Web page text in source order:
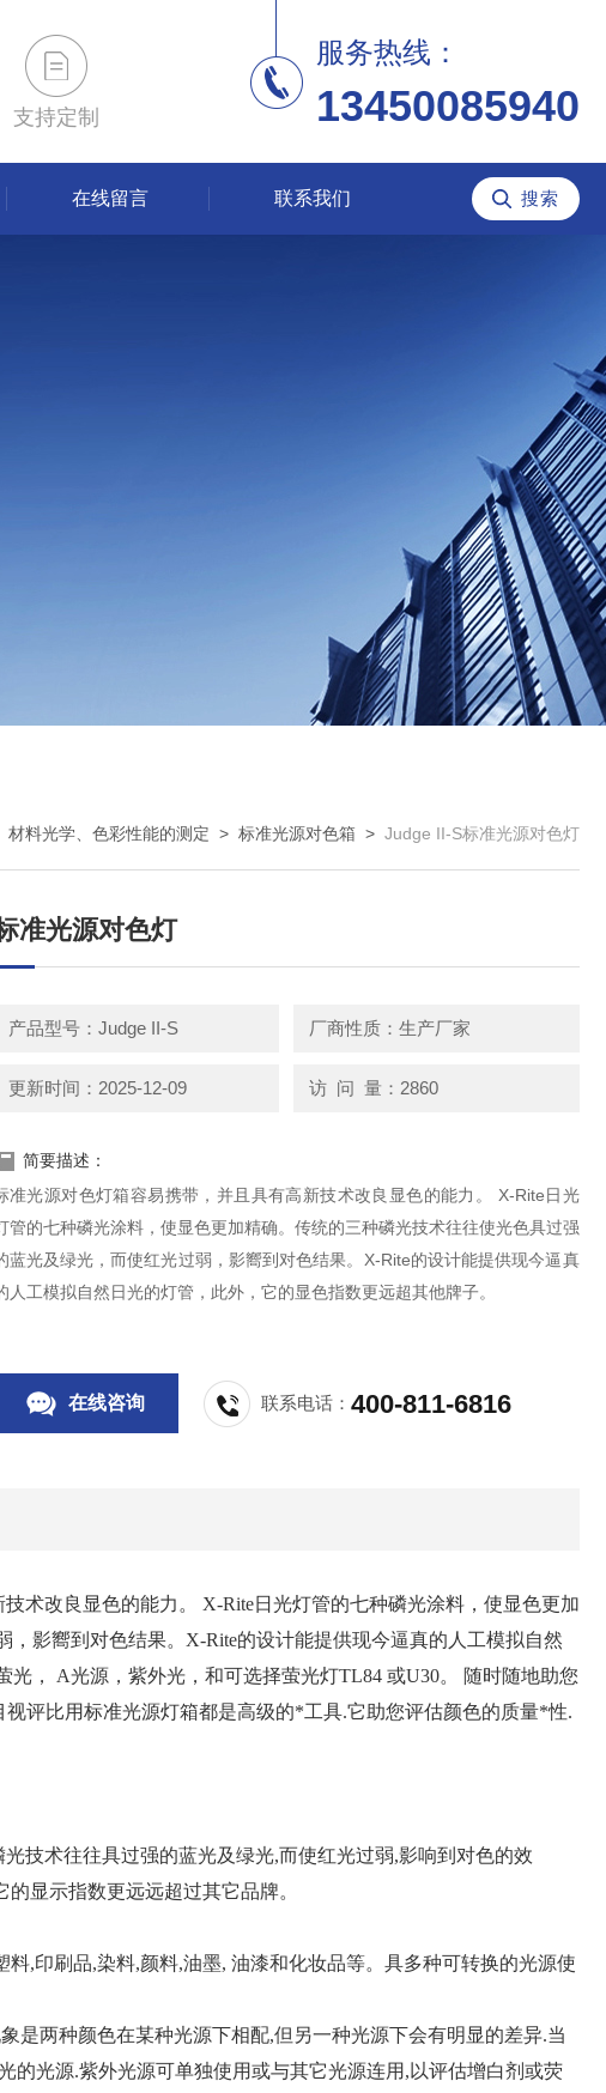
支持定制
服务热线：
13450085940
在线留言 联系我们
材料光学、色彩性能的测定 > 标准光源对色箱 > Judge II-S标准光源对色灯
准光源对色灯
产品型号：Judge II-S 厂商性质：生产厂家
更新时间：2025-12-09 访 问 量：2860
简要描述：
准光源对色灯箱容易携带，并且具有高新技术改良显色的能力。 X-Rite日光
管的七种磷光涂料，使显色更加精确。传统的三种磷光技术往往使光色具过强
蓝光及绿光，而使红光过弱，影嚮到对色结果。X-Rite的设计能提供现今逼真
人工模拟自然日光的灯管，此外，它的显色指数更远超其他牌子。
在线咨询 联系电话：400-811-6816
术改良显色的能力。 X-Rite日光灯管的七种磷光涂料，使显色更加
影嚮到对色结果。X-Rite的设计能提供现今逼真的人工模拟自然
， A光源，紫外光，和可选择萤光灯TL84 或U30。 随时随地助您
评比用标准光源灯箱都是高级的*工具.它助您评估颜色的质量*性.
技术往往具过强的蓝光及绿光,而使红光过弱,影响到对色的效
显示指数更远远超过其它品牌。
料,印刷品,染料,颜料,油墨, 油漆和化妆品等。具多种可转换的光源使
是两种颜色在某种光源下相配,但另一种光源下会有明显的差异.当
的光源.紫外光源可单独使用或与其它光源连用,以评估增白剂或荧